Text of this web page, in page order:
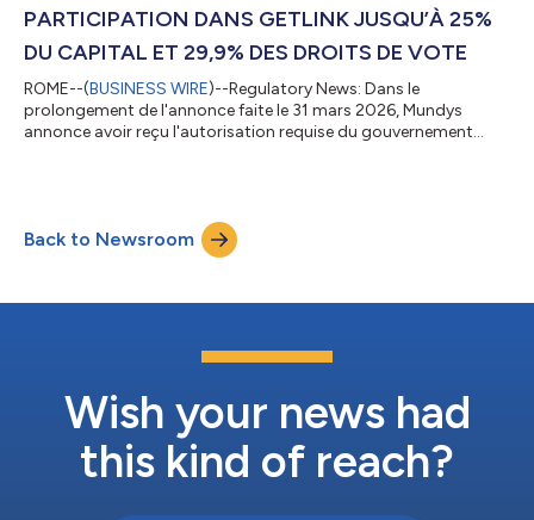
PARTICIPATION DANS GETLINK JUSQU’À 25%
DU CAPITAL ET 29,9% DES DROITS DE VOTE
ROME--(BUSINESS WIRE)--Regulatory News: Dans le
prolongement de l'annonce faite le 31 mars 2026, Mundys
annonce avoir reçu l'autorisation requise du gouvernement
d’administrateurs supplémentaires au conseil d’administration.
Le Groupe Mundys, contrôlé par Edizione et dont Blackstone
est le deuxième actionnaire principal, gèr...
Back to Newsroom
Wish your news had
this kind of reach?